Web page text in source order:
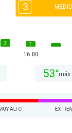
3 MEDIO
2
1
16:00
53°máx.
MUY ALTO